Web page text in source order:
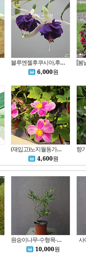
블루엔젤후쿠시아,후쿠시아,랜덤.%%
6,000원
(재입고)노지월동가능 추명국 가을 대표 야생화 꽃 모종
4,600원
원숭이나무-수형목-포트상품
10,000원
사